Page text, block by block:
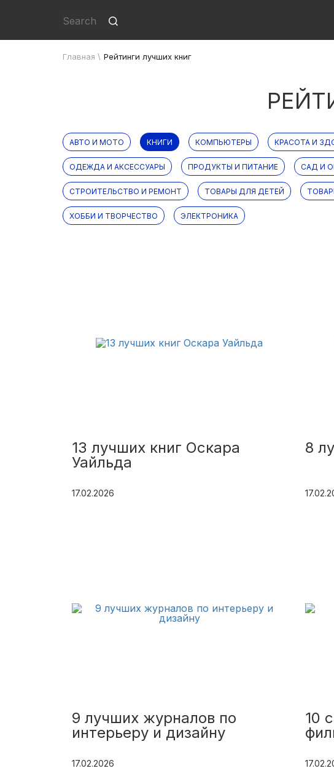
Главная \ Рейтинги лучших книг
АВТО И МОТО КНИГИ КОМПЬЮТЕРЫ КРАСОТА И
ОДЕЖДА И АКСЕССУАРЫ ПРОДУКТЫ И ПИТАНИЕ САД И
СТРОИТЕЛЬСТВО И РЕМОНТ ТОВАРЫ ДЛЯ ДЕТЕЙ
ХОББИ И ТВОРЧЕСТВО ЭЛЕКТРОНИКА
13 лучших книг Оскара
Уайльда
17.02.2026
8
9 лучших журналов по
интерьеру и дизайну
17.02.2026
10